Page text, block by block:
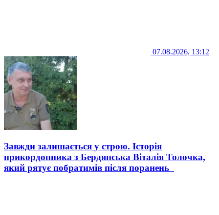
07.08.2026, 13:12
Завжди залишається у строю. Історія
прикордонника з Бердянська Віталія Толочка,
який рятує побратимів після поранень